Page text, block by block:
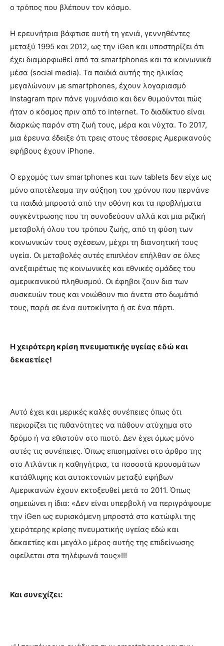
ο τρόπος που βλέπουν τον κόσμο.
Η ερευνήτρια βάφτισε αυτή τη γενιά, γεννηθέντες
μεταξύ 1995 και 2012, ως την iGen και υποστηρίζει ότι
έχει διαμορφωθεί από τα smartphones και τα κοινωνικά
μέσα (social media). Τα παιδιά αυτής της ηλικίας
μεγαλώνουν με smartphones, έχουν λογαριασμό
Instagram πριν πάνε γυμνάσιο και δεν θυμούνται πώς
ήταν ο κόσμος πριν από το internet. Το διαδίκτυο είναι
διαρκώς παρόν στη ζωή τους, μέρα και νύχτα. Το 2017,
μια έρευνα έδειξε ότι τρεις στους τέσσερις Αμερικανούς
εφήβους έχουν iPhone.
Ο ερχομός των smartphones και των tablets δεν είχε ως
μόνο αποτέλεσμα την αύξηση του χρόνου που περνάνε
τα παιδιά μπροστά από την οθόνη και τα προβλήματα
συγκέντρωσης που τη συνοδεύουν αλλά και μια ριζική
μεταβολή όλου του τρόπου ζωής, από τη φύση των
κοινωνικών τους σχέσεων, μέχρι τη διανοητική τους
υγεία. Οι μεταβολές αυτές επιπλέον επήλθαν σε όλες
ανεξαιρέτως τις κοινωνικές και εθνικές ομάδες του
αμερικανικού πληθυσμού. Οι έφηβοι ζουν δια των
συσκευών τους και νοιώθουν πιο άνετα στο δωμάτιό
τους, παρά σε ένα αυτοκίνητο ή σε ένα πάρτι.
Η χειρότερη κρίση πνευματικής υγείας εδώ και
δεκαετίες!
Αυτό έχει και μερικές καλές συνέπειες όπως ότι
περιορίζει τις πιθανότητες να πάθουν ατύχημα στο
δρόμο ή να εθιστούν στο πιοτό. Δεν έχει όμως μόνο
αυτές τις συνέπειες. Όπως επισημαίνει στο άρθρο της
στο Ατλάντικ η καθηγήτρια, τα ποσοστά κρουσμάτων
κατάθλιψης και αυτοκτονιών μεταξύ εφήβων
Αμερικανών έχουν εκτοξευθεί μετά το 2011. Όπως
σημειώνει η ίδια: «Δεν είναι υπερβολή να περιγράψουμε
την iGen ως ευρισκόμενη μπροστά στο κατώφλι της
χειρότερης κρίσης πνευματικής υγείας εδώ και
δεκαετίες και μεγάλο μέρος αυτής της επιδείνωσης
οφείλεται στα τηλέφωνά τους»!!!
Και συνεχίζει: